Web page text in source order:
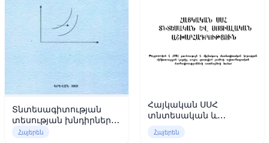
Տնտեսագիտության
տեսության խնդիրների
ժողովածու
Հայերեն
Հայկական ՍՍՀ
տնտեսական և
աշխարհագրություն
Հայերեն